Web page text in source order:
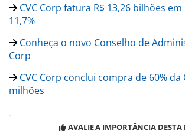
CVC Corp fatura R$ 13,26 bilhões
11,7%
Conheça o novo Conselho de
Corp
CVC Corp conclui compra de 60% da
milhões
AVALIE A IMPORTÂNCIA DESTA